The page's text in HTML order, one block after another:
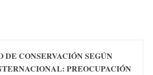
DE CONSERVACIÓN SEGÚN
PREOCUPACIÓN